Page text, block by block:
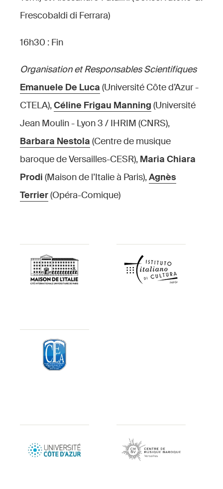
Frescobaldi di Ferrara)
16h30 : Fin
Organisation et Responsables Scientifiques
Emanuele De Luca (Université Côte d’Azur -
CTELA),Céline Frigau Manning (Université
Jean Moulin - Lyon 3 / IHRIM (CNRS),
Barbara Nestola (Centre de musique
baroque de Versailles-CESR), Maria Chiara
Prodi (Maison de l’Italie à Paris),Agnès
Terrier(Opéra-Comique)